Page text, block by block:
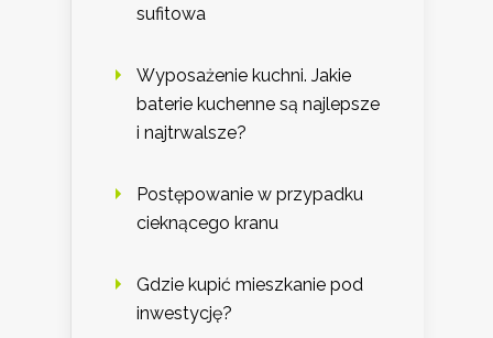
sufitowa
Wyposażenie kuchni. Jakie
baterie kuchenne są najlepsze
i najtrwalsze?
Postępowanie w przypadku
cieknącego kranu
Gdzie kupić mieszkanie pod
inwestycję?